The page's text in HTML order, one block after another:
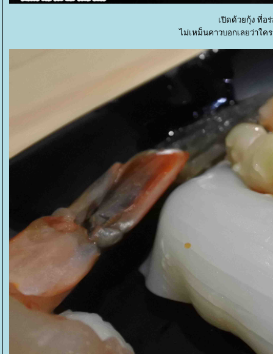
เปิดด้วยกุ้ง ที่อ
ไม่เหม็นคาวบอกเลยว่าใค